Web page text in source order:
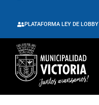
PLATAFORMA LEY DE LOBBY